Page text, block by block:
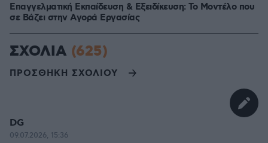
Επαγγελματική Εκπαίδευση & Εξειδίκευση: Το Mοντέλο που
σε Bάζει στην Aγορά Eργασίας
ΣΧΟΛΙΑ (625)
ΠΡΟΣΘΗΚΗ ΣΧΟΛΙΟΥ
DG
09.07.2026, 15:36